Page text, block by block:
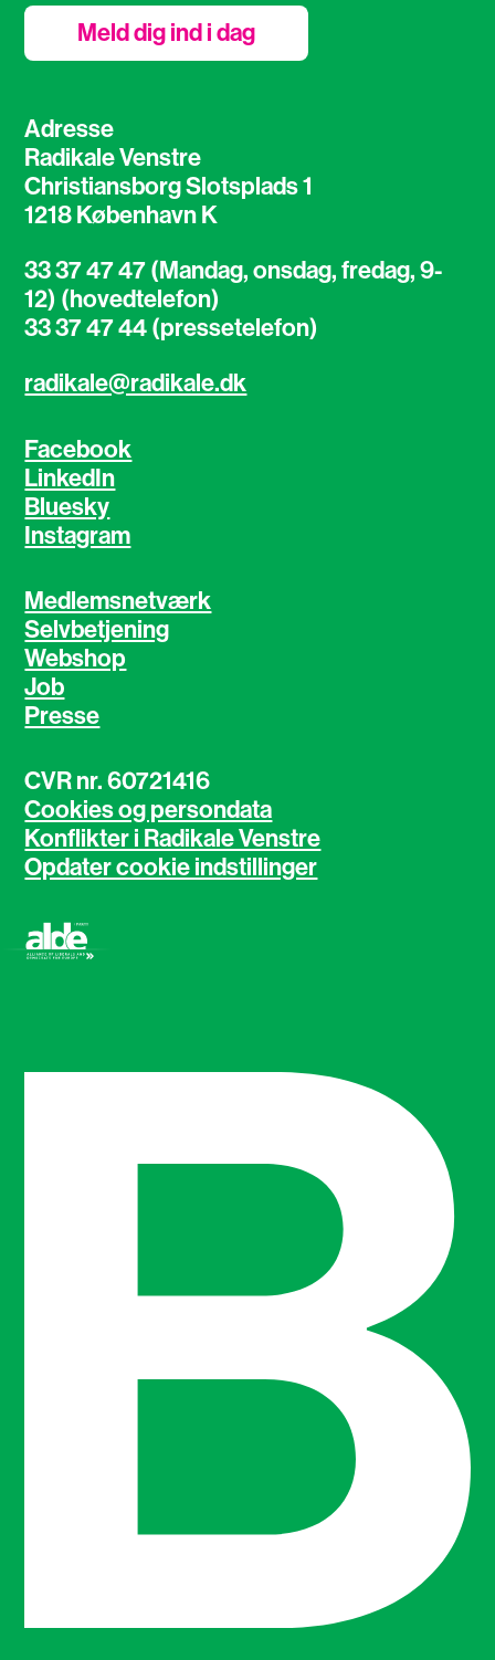
Adresse
Radikale Venstre
Christiansborg Slotsplads 1
1218 København K
33 37 47 47 (Mandag, onsdag, fredag, 9-
12) (hovedtelefon)
33 37 47 44 (pressetelefon)
radikale@radikale.dk
Facebook
LinkedIn
Bluesky
Instagram
Medlemsnetværk
Selvbetjening
Webshop
Job
Presse
CVR nr. 60721416
Cookies og persondata
Konflikter i Radikale Venstre
Opdater cookie indstillinger
Meld dig ind i dag